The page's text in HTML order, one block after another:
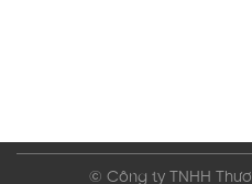
© Công ty TNHH